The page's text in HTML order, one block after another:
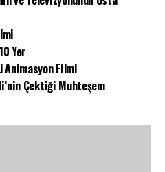
Yer
Animasyon Filmi
Çektiği Muhteşem